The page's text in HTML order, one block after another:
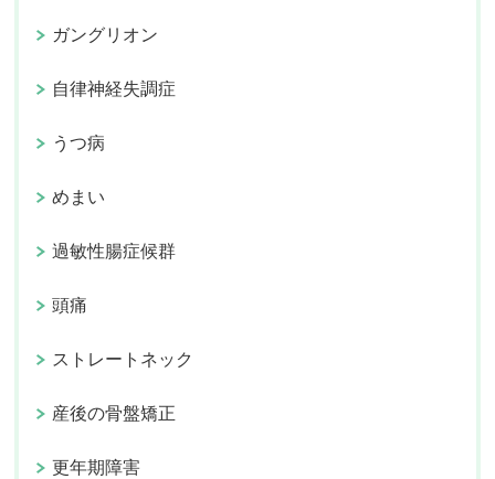
ガングリオン
自律神経失調症
うつ病
めまい
過敏性腸症候群
頭痛
ストレートネック
産後の骨盤矯正
更年期障害